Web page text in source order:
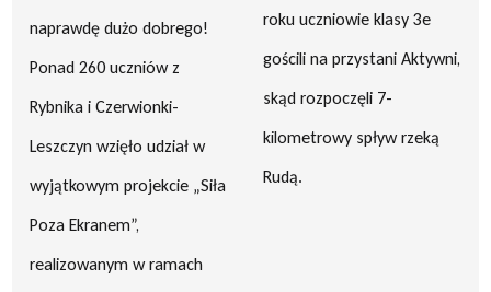
naprawdę dużo dobrego!
Ponad 260 uczniów z
Rybnika i Czerwionki-
Leszczyn wzięło udział w
wyjątkowym projekcie „Siła
Poza Ekranem”,
realizowanym w ramach
roku uczniowie klasy 3e
gościli na przystani Aktywni,
skąd rozpoczęli 7-
kilometrowy spływ rzeką
Rudą.